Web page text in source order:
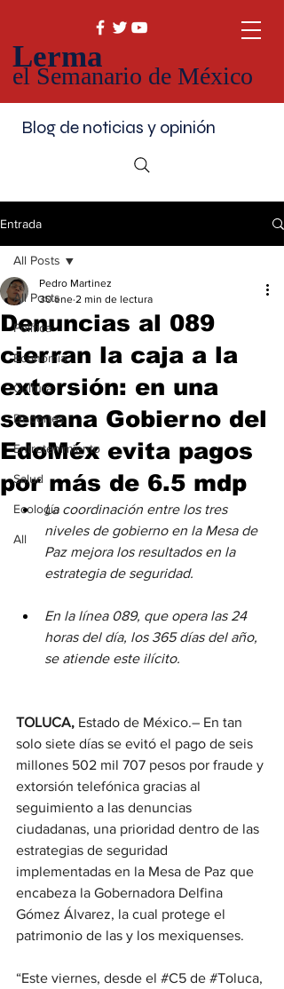
Lerma
el Semanario de México
Blog de noticias y opinión
Entrada
All Posts
Política
Economía
Cultura
Deportes
Entretenimiento
Salud
Ecología
All
All Posts
Denuncias al 089
cierran la caja a la
extorsión: en una
semana Gobierno del
EdoMéx evita pagos
por más de 6.5 mdp
Pedro Martinez
30 ene 2 min de lectura
La coordinación entre los tres
niveles de gobierno en la Mesa de
Paz mejora los resultados en la
estrategia de seguridad.
En la línea 089, que opera las 24
horas del día, los 365 días del año,
se atiende este ilícito.
TOLUCA, Estado de México.– En tan
solo siete días se evitó el pago de seis
millones 502 mil 707 pesos por fraude y
extorsión telefónica gracias al
seguimiento a las denuncias
ciudadanas, una prioridad dentro de las
estrategias de seguridad
implementadas en la Mesa de Paz que
encabeza la Gobernadora Delfina
Gómez Álvarez, la cual protege el
patrimonio de las y los mexiquenses.
“Este viernes, desde el #C5 de #Toluca,